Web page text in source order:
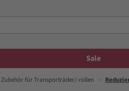
Sale
Zubehör für Transporträder/-rollen